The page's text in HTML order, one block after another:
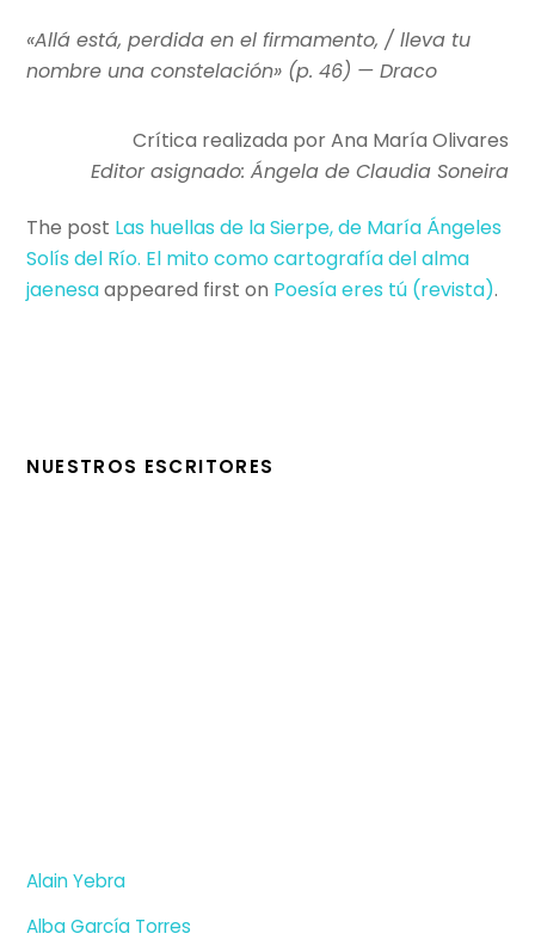
«Allá está, perdida en el firmamento, / lleva tu
nombre una constelación» (p. 46) —Draco
Crítica realizada por Ana María Olivares
Editor asignado: Ángela de Claudia Soneira
The post Las huellas de la Sierpe, de María Ángeles
Solís del Río. El mito como cartografía del alma
jaenesaappeared first on Poesí­a eres tú (revista).
NUESTROS ESCRITORES
Alain Yebra
Alba García Torres